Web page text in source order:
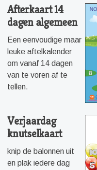
Afterkaart 14
dagen algemeen
Een eenvoudige maar
leuke aftelkalender
om vanaf 14 dagen
van te voren af te
tellen.
Verjaardag
knutselkaart
knip de balonnen uit
en plak iedere dag